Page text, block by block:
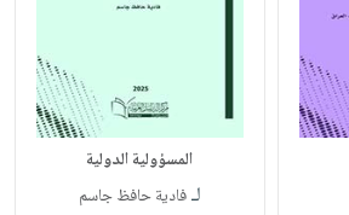
المسؤولية الدولية
لـفادية حافظ جاسم